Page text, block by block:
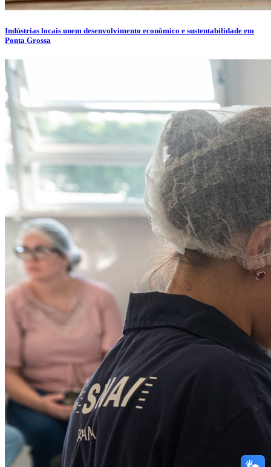
Indústrias locais unem desenvolvimento econômico e sustentabilidade em
Ponta Grossa